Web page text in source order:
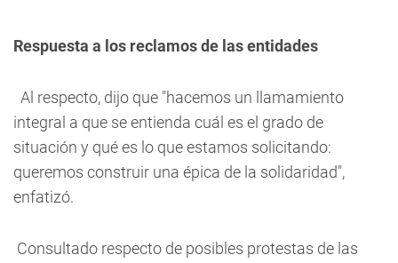
Respuesta a los reclamos de las entidades
Al respecto, dijo que "hacemos un llamamiento
integral a que se entienda cuál es el grado de
situación y qué es lo que estamos solicitando:
queremos construir una épica de la solidaridad",
enfatizó.
Consultado respecto de posibles protestas de las